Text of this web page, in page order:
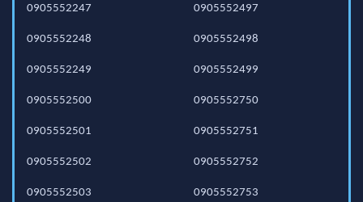
0905552247
0905552248
0905552249
0905552497
0905552498
0905552499
0905552500
0905552501
0905552502
0905552503
0905552750
0905552751
0905552752
0905552753